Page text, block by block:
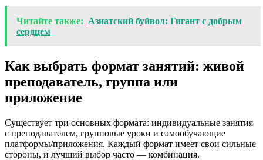
Читайте также: Азиатский буйвол: Гигант с добрым
сердцем
Как выбрать формат занятий: живой
преподаватель, группа или
приложение
Существует три основных формата: индивидуальные занятия
с преподавателем, групповые уроки и самообучающие
платформы/приложения. Каждый формат имеет свои сильные
стороны, и лучший выбор часто — комбинация.